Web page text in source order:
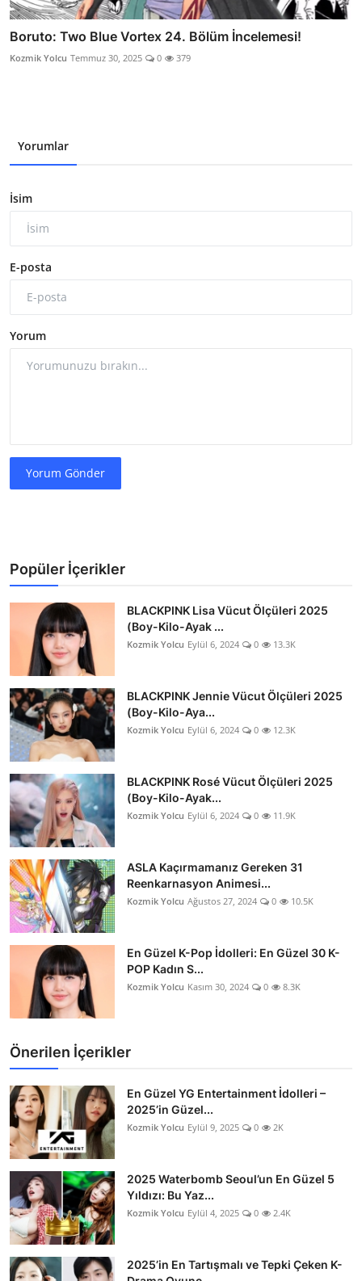
Boruto: Two Blue Vortex 24. Bölüm İncelemesi!
Kozmik Yolcu Temmuz 30, 2025 0 379
Yorumlar
İsim
E-posta
Yorum
Yorum Gönder
Popüler İçerikler
BLACKPINK Lisa Vücut Ölçüleri 2025
(Boy-Kilo-Ayak ...
Kozmik Yolcu Eylül 6, 2024 0 13.3K
BLACKPINK Jennie Vücut Ölçüleri 2025
(Boy-Kilo-Aya...
Kozmik Yolcu Eylül 6, 2024 0 12.3K
BLACKPINK Rosé Vücut Ölçüleri 2025
(Boy-Kilo-Ayak...
Kozmik Yolcu Eylül 6, 2024 0 11.9K
ASLA Kaçırmamanız Gereken 31
Reenkarnasyon Animesi...
Kozmik Yolcu Ağustos 27, 2024 0 10.5K
En Güzel K-Pop İdolleri: En Güzel 30 K-
POP Kadın S...
Kozmik Yolcu Kasım 30, 2024 0 8.3K
Önerilen İçerikler
En Güzel YG Entertainment İdolleri –
2025’in Güzel...
Kozmik Yolcu Eylül 9, 2025 0 2K
2025 Waterbomb Seoul’un En Güzel 5
Yıldızı: Bu Yaz...
Kozmik Yolcu Eylül 4, 2025 0 2.4K
2025’in En Tartışmalı ve Tepki Çeken K-